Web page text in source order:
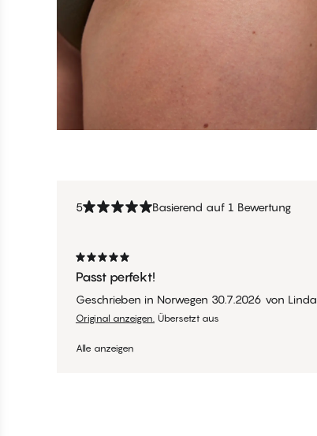
5 Basierend auf 1 Bewertung
Passt perfekt!
Geschrieben in Norwegen 30.7.2026 von Linda
Original anzeigen. Übersetzt aus
Alle anzeigen